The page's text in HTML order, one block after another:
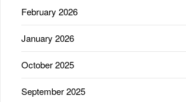
February 2026
January 2026
October 2025
September 2025